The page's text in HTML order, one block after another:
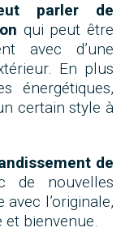
parler de
qui peut être
avec d’une
En plus
énergétiques,
certain style à
de
de nouvelles
l’originale,
bienvenue.